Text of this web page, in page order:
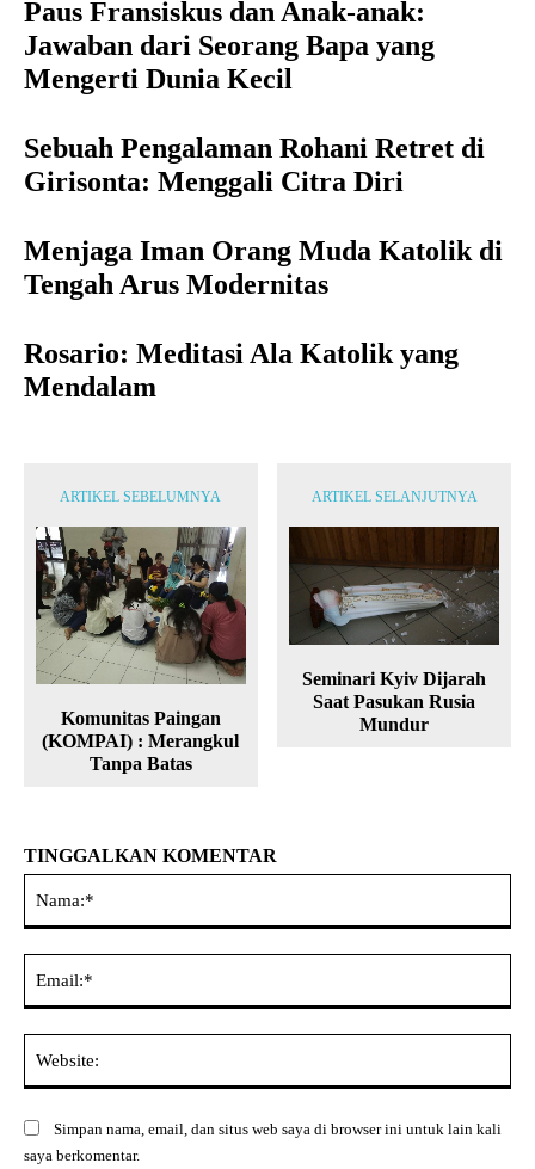
Paus Fransiskus dan Anak-anak:
Jawaban dari Seorang Bapa yang
Mengerti Dunia Kecil
Sebuah Pengalaman Rohani Retret di
Girisonta: Menggali Citra Diri
Menjaga Iman Orang Muda Katolik di
Tengah Arus Modernitas
Rosario: Meditasi Ala Katolik yang
Mendalam
ARTIKEL SEBELUMNYA
Komunitas Paingan
(KOMPAI) : Merangkul
Tanpa Batas
ARTIKEL SELANJUTNYA
Seminari Kyiv Dijarah
Saat Pasukan Rusia
Mundur
TINGGALKAN KOMENTAR
Simpan nama, email, dan situs web saya di browser ini untuk lain kali
saya berkomentar.